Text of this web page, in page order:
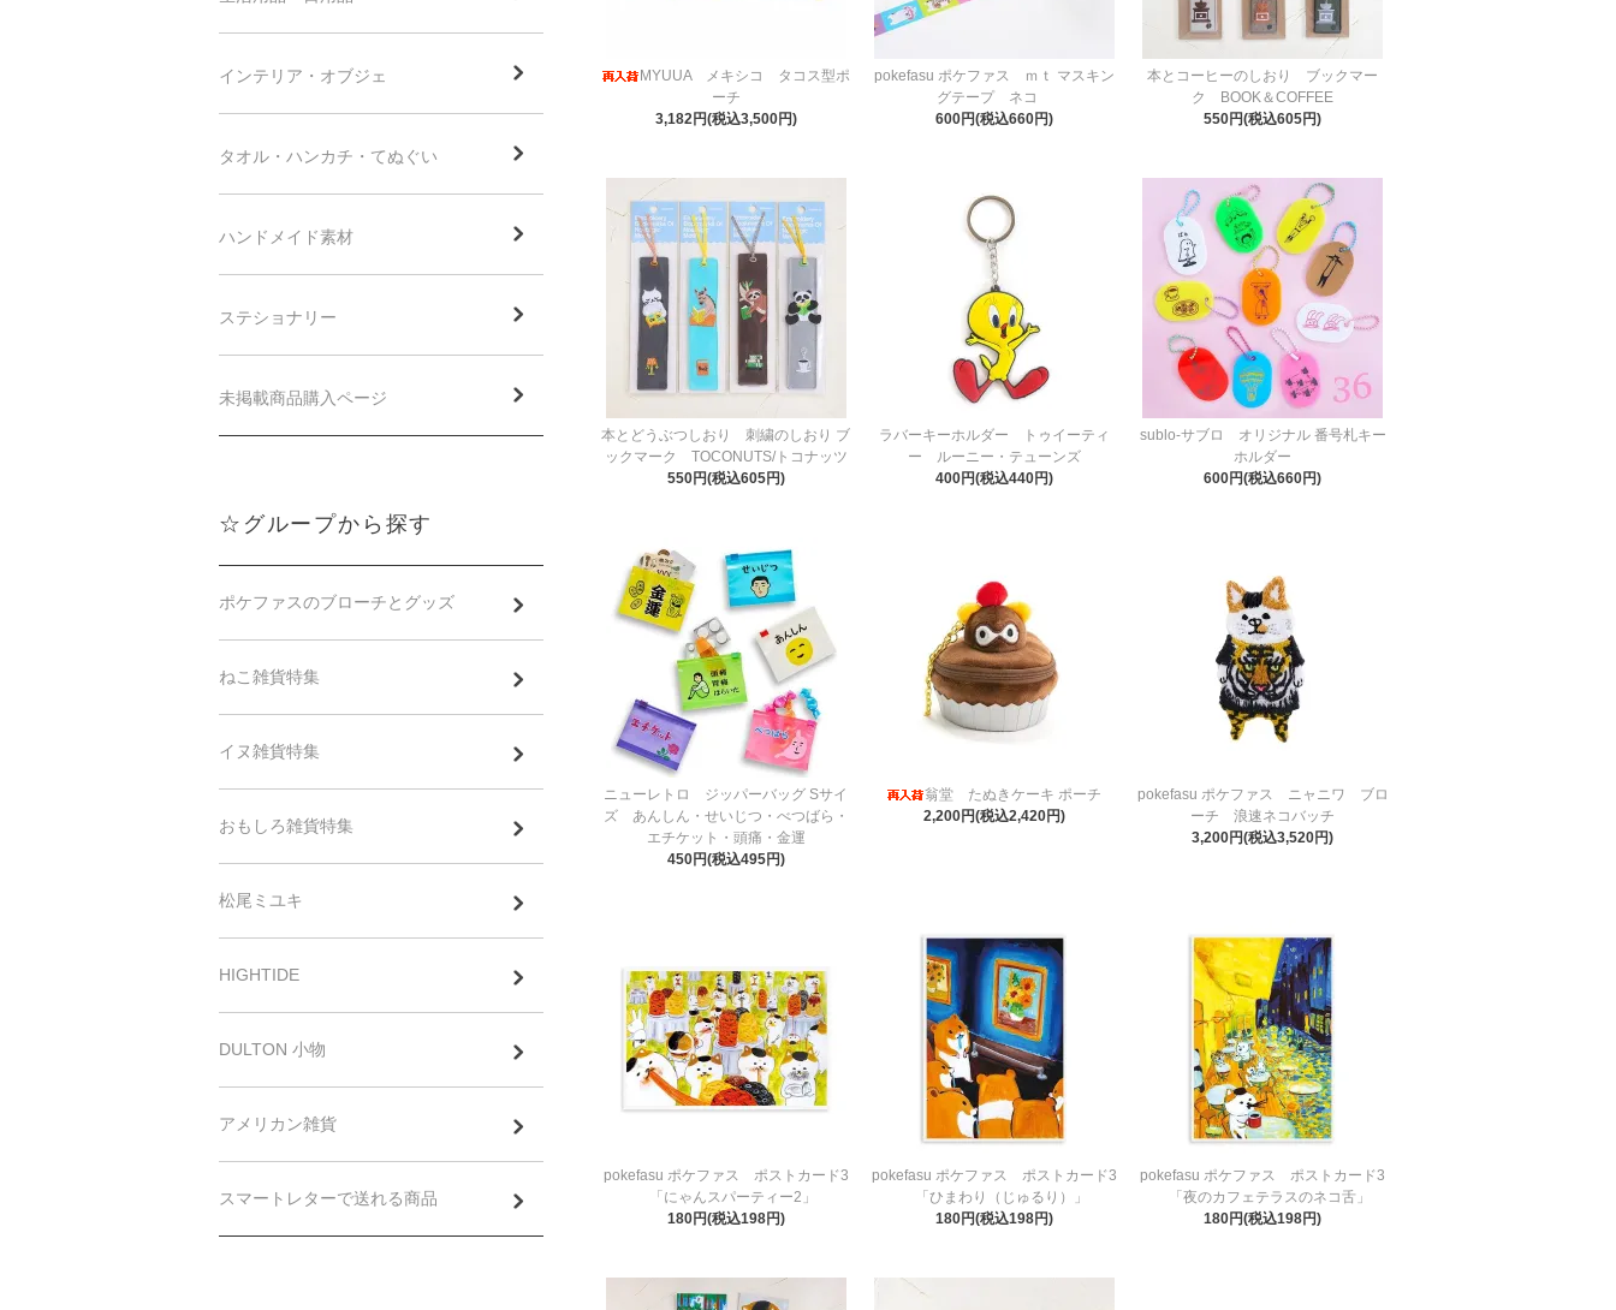
MYUUA メキシコ タコス型ポ
ーチ
3,182円(税込3,500円)
pokefasu ポケファス ｍｔ マスキン
グテープ ネコ
600円(税込660円)
本とコーヒーのしおり ブックマー
ク BOOK＆COFFEE
550円(税込605円)
本とどうぶつしおり 刺繍のしおり ブ
ックマーク TOCONUTS/トコナッツ
550円(税込605円)
ラバーキーホルダー トゥイーティ
ー ルーニー・テューンズ
400円(税込440円)
sublo-サブロ オリジナル 番号札キー
ホルダー
600円(税込660円)
ニューレトロ ジッパーバッグ Sサイ
ズ あんしん・せいじつ・べつばら・
エチケット・頭痛・金運
450円(税込495円)
翁堂 たぬきケーキ ポーチ
2,200円(税込2,420円)
pokefasu ポケファス ニャニワ ブロ
ーチ 浪速ネコバッチ
3,200円(税込3,520円)
pokefasu ポケファス ポストカード3
「にゃんスパーティー2」
180円(税込198円)
pokefasu ポケファス ポストカード3
「ひまわり（じゅるり）」
180円(税込198円)
pokefasu ポケファス ポストカード3
「夜のカフェテラスのネコ舌」
180円(税込198円)
インテリア・オブジェ
タオル・ハンカチ・てぬぐい
ハンドメイド素材
ステショナリー
未掲載商品購入ページ
☆グループから探す
ポケファスのブローチとグッズ
ねこ雑貨特集
イヌ雑貨特集
おもしろ雑貨特集
松尾ミユキ
HIGHTIDE
DULTON 小物
アメリカン雑貨
スマートレターで送れる商品